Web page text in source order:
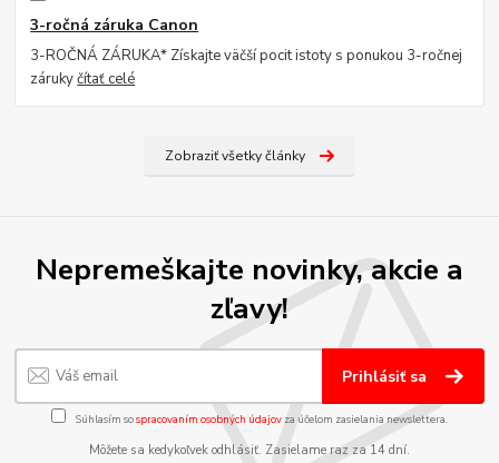
3-ročná záruka Canon
3-ROČNÁ ZÁRUKA* Získajte väčší pocit istoty s ponukou 3-ročnej
zárukyčítať celé
Zobraziť všetky články
Nepremeškajte novinky, akcie a
zľavy!
Prihlásiť sa
Súhlasím sospracovaním osobných údajov za účelom zasielania newslettera.
Môžete sa kedykoľvek odhlásiť. Zasielame raz za 14 dní.